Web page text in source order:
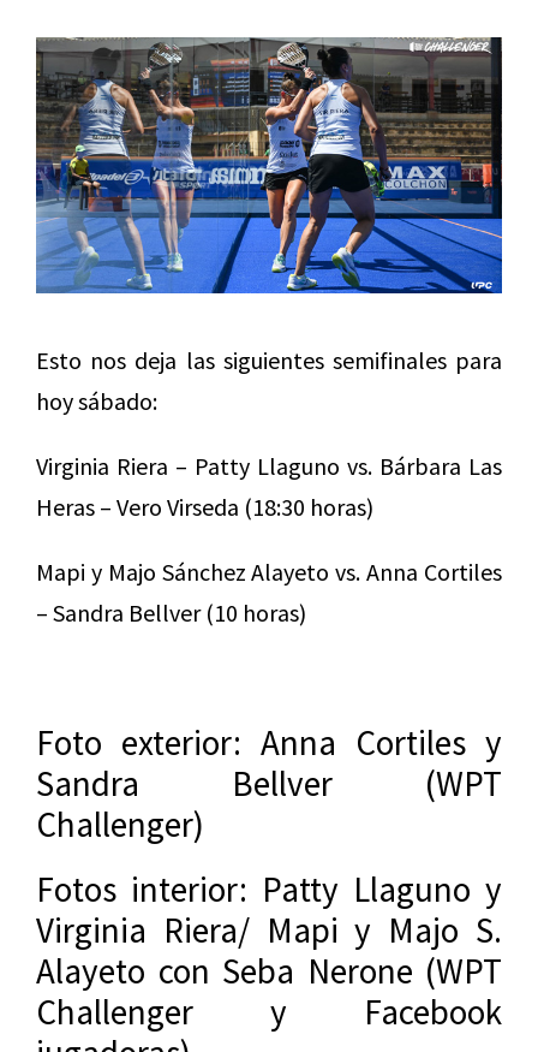
Esto nos deja las siguientes semifinales para
hoy sábado:
Virginia Riera – Patty Llaguno vs. Bárbara Las
Heras – Vero Virseda (18:30 horas)
Mapi y Majo Sánchez Alayeto vs. Anna Cortiles
– Sandra Bellver (10 horas)
Foto exterior: Anna Cortiles y
Sandra Bellver (WPT
Challenger)
Fotos interior: Patty Llaguno y
Virginia Riera/ Mapi y Majo S.
Alayeto con Seba Nerone (WPT
Challenger y Facebook